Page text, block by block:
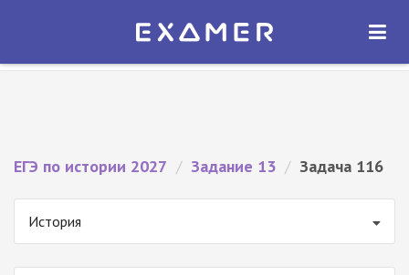
Экзамер — ЕГЭ 2027
ОТКРЫТЬ
ЕГЭ по истории 2027 / Задание 13 / Задача 116
История